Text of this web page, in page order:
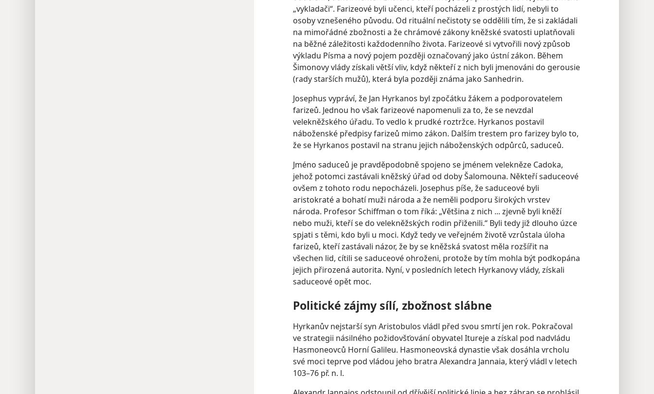
„vykladači“. Farizeové byli učenci, kteří pocházeli z prostých lidí, nebyli to
osoby vznešeného původu. Od rituální nečistoty se oddělili tím, že si zakládali
na mimořádné zbožnosti a že chrámové zákony kněžské svatosti uplatňovali
na běžné záležitosti každodenního života. Farizeové si vytvořili nový způsob
výkladu Písma a nový pojem později označovaný jako ústní zákon. Během
Šimonovy vlády získali větší vliv, když někteří z nich byli jmenováni do gerousie
(rady starších mužů), která byla později známa jako Sanhedrin.
Josephus vypráví, že Jan Hyrkanos byl zpočátku žákem a podporovatelem
farizeů. Jednou ho však farizeové napomenuli za to, že se nevzdal
velekněžského úřadu. To vedlo k prudké roztržce. Hyrkanos postavil
náboženské předpisy farizeů mimo zákon. Dalším trestem pro farizey bylo to,
že se Hyrkanos postavil na stranu jejich náboženských odpůrců, saduceů.
Jméno saduceů je pravděpodobně spojeno se jménem velekněze Cadoka,
jehož potomci zastávali kněžský úřad od doby Šalomouna. Někteří saduceové
ovšem z tohoto rodu nepocházeli. Josephus píše, že saduceové byli
aristokraté a bohatí muži národa a že neměli podporu širokých vrstev
národa. Profesor Schiffman o tom říká: „Většina z nich ... zjevně byli kněží
nebo muži, kteří se do velekněžských rodin přiženili.“ Byli tedy již dlouho úzce
spjati s těmi, kdo byli u moci. Když tedy ve veřejném životě vzrůstala úloha
farizeů, kteří zastávali názor, že by se kněžská svatost měla rozšířit na
všechen lid, cítili se saduceové ohroženi, protože by tím mohla být podkopána
jejich přirozená autorita. Nyní, v posledních letech Hyrkanovy vlády, získali
saduceové opět moc.
Politické zájmy sílí, zbožnost slábne
Hyrkanův nejstarší syn Aristobulos vládl před svou smrtí jen rok. Pokračoval
ve strategii násilného požidovšťování obyvatel Itureje a získal pod nadvládu
Hasmoneovců Horní Galileu. Hasmoneovská dynastie však dosáhla vrcholu
své moci teprve pod vládou jeho bratra Alexandra Jannaia, který vládl v letech
103–76 př. n. l.